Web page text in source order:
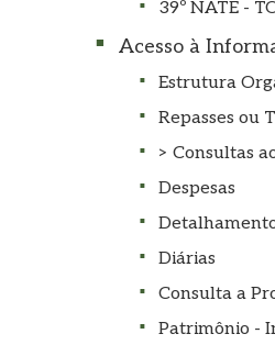
39º NATE -
Acesso à
Estrutura
Repasses ou
> Consultas
Despesas
Diárias
Consulta a
Patrimônio -